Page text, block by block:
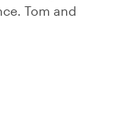
Tom and